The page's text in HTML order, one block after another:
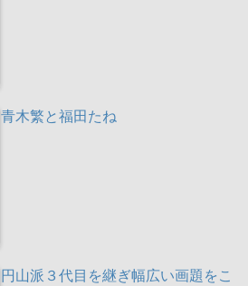
青木繁と福田たね
円山派３代目を継ぎ幅広い画題をこ